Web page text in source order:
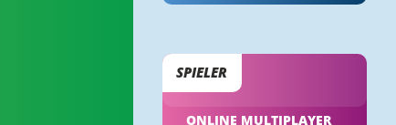
SPIELER
ONLINE MULTIPLAYER